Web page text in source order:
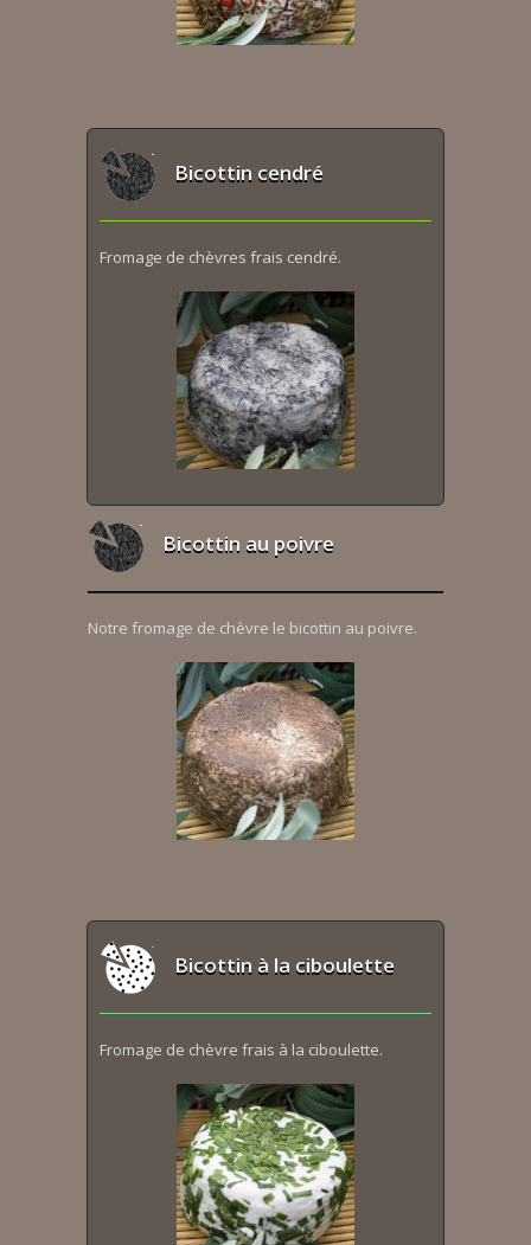
Bicottin cendré
Fromage de chèvres frais cendré.
Bicottin au poivre
Notre fromage de chèvre le bicottin au poivre.
Bicottin à la ciboulette
Fromage de chèvre frais à la ciboulette.